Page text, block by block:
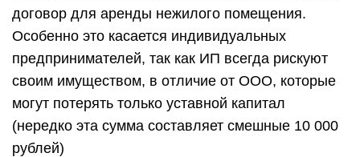
договор для аренды нежилого помещения.
Особенно это касается индивидуальных
предпринимателей, так как ИП всегда рискуют
своим имуществом, в отличие от ООО, которые
могут потерять только уставной капитал
(нередко эта сумма составляет смешные 10 000
рублей)